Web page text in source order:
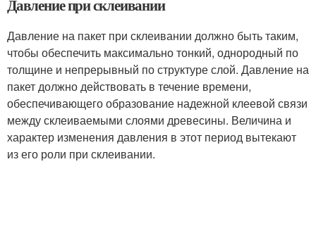
Давление при склеивании
Давление на пакет при склеивании должно быть таким,
чтобы обеспечить максимально тонкий, однородный по
толщине и непрерывный по структуре слой. Давление на
пакет должно действовать в течение времени,
обеспечивающего образование надежной клеевой связи
между склеиваемыми слоями древесины. Величина и
характер изменения давления в этот период вытекают
из его роли при склеивании.